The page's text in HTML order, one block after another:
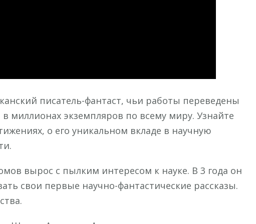
писатель-фантаст, чьи работы переведены
миллионах экземпляров по всему миру. Узнайте
о его уникальном вкладе в научную
вырос с пылким интересом к науке. В 3 года он
свои первые научно-фантастические рассказы.